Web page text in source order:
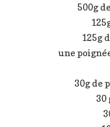
500g
125g
une
30g de
30